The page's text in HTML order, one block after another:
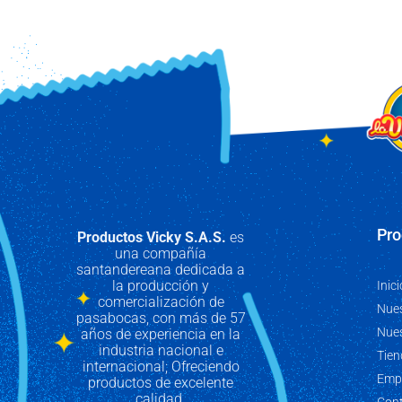
Productos Vicky S.A.S. es
una compañía
santandereana dedicada a
la producción y
comercialización de
pasabocas, con más de 57
años de experiencia en la
industria nacional e
internacional; Ofreciendo
productos de excelente
calidad.